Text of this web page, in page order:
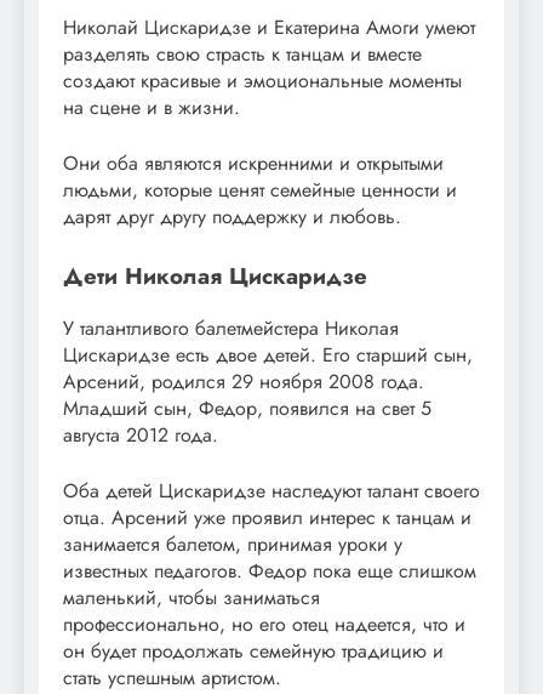
Николай Цискаридзе и Екатерина Амоги умеют
разделять свою страсть к танцам и вместе
создают красивые и эмоциональные моменты
на сцене и в жизни.
Они оба являются искренними и открытыми
людьми, которые ценят семейные ценности и
дарят друг другу поддержку и любовь.
Дети Николая Цискаридзе
У талантливого балетмейстера Николая
Цискаридзе есть двое детей. Его старший сын,
Арсений, родился 29 ноября 2008 года.
Младший сын, Федор, появился на свет 5
августа 2012 года.
Оба детей Цискаридзе наследуют талант своего
отца. Арсений уже проявил интерес к танцам и
занимается балетом, принимая уроки у
известных педагогов. Федор пока еще слишком
маленький, чтобы заниматься
профессионально, но его отец надеется, что и
он будет продолжать семейную традицию и
стать успешным артистом.